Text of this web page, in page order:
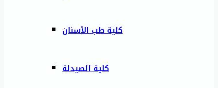
كلية طب الأسنان
كلية الصيدلة